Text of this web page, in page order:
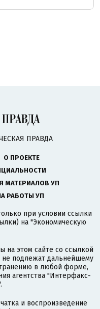
ПРАВДА
О ПРОЕКТЕ
МАТЕРИАЛОВ УП
РАБОТЫ УП
при условии ссылки
на "Экономическую
на этом сайте со ссылкой
не подлежат дальнейшему
в любой форме,
агентства "Интерфакс-
и воспроизведение